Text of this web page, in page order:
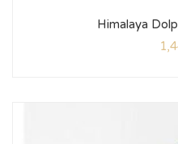
Himalaya